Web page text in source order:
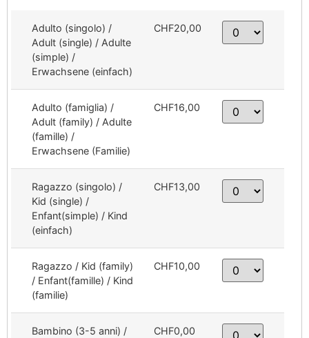
Adulto (singolo) /
Adult (single) / Adulte
(simple) /
Erwachsene (einfach)
CHF20,00
Adulto (famiglia) /
Adult (family) / Adulte
(famille) /
Erwachsene (Familie)
CHF16,00
Ragazzo (singolo) /
Kid (single) /
Enfant(simple) / Kind
(einfach)
CHF13,00
Ragazzo / Kid (family)
/ Enfant(famille) / Kind
(familie)
CHF10,00
Bambino (3-5 anni) /
CHF0,00